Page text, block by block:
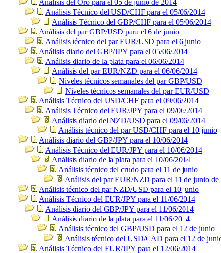
Análisis del Oro para el 05 de junio de 2014
Análisis Técnico del USD/CHF para el 05/06/2014
Análisis Técnico del GBP/CHF para el 05/06/2014
Análisis del par GBP/USD para el 6 de junio
Análisis técnico del par EUR/USD para el 6 junio
Análisis diario del GBP/JPY para el 05/06/2014
Análisis diario de la plata para el 06/06/2014
Análisis del par EUR/NZD para el 06/06/2014
Niveles técnicos semanales del par GBP/USD
Niveles técnicos semanales del par EUR/USD
Análisis Técnico del USD/CHF para el 09/06/2014
Análisis Técnico del EUR/JPY para el 09/06/2014
Análisis diario del NZD/USD para el 09/06/2014
Análisis técnico del par USD/CHF para el 10 junio
Análisis diario del GBP/JPY para el 10/06/2014
Análisis Técnico del EUR/JPY para el 10/06/2014
Análisis diario de la plata para el 10/06/2014
Análisis técnico del crudo para el 11 de junio
Análisis del par EUR/NZD para el 11 de junio de
Análisis técnico del par NZD/USD para el 10 junio
Análisis Técnico del EUR/JPY para el 11/06/2014
Análisis diario del GBP/JPY para el 11/06/2014
Análisis diario de la plata para el 11/06/2014
Análisis técnico del GBP/USD para el 12 de junio
Análisis técnico del USD/CAD para el 12 de
Análisis Técnico del EUR/JPY para el 12/06/2014